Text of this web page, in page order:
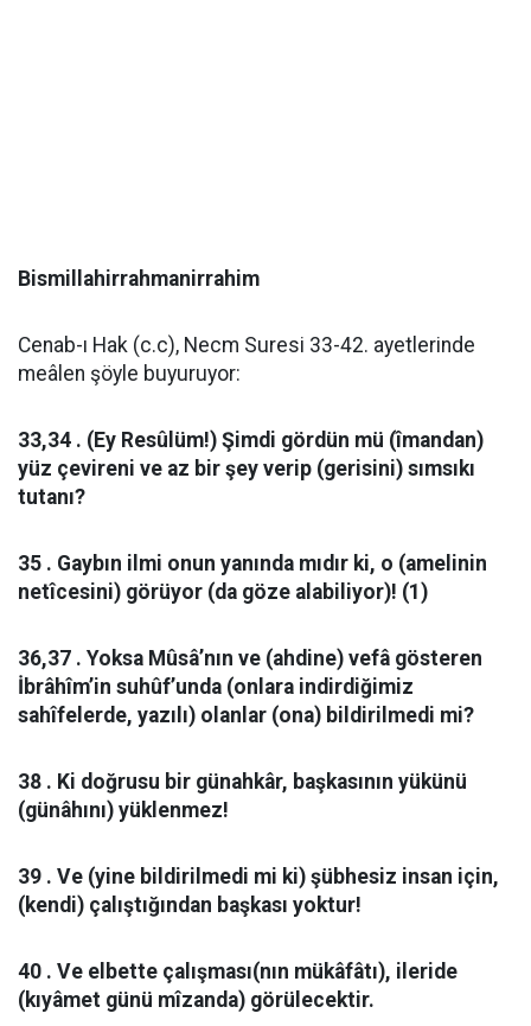
Bismillahirrahmanirrahim
Cenab-ı Hak (c.c), Necm Suresi 33-42. ayetlerinde
meâlen şöyle buyuruyor:
33,34 . (Ey Resûlüm!) Şimdi gördün mü (îmandan)
yüz çevireni ve az bir şey verip (gerisini) sımsıkı
tutanı?
35 . Gaybın ilmi onun yanında mıdır ki, o (amelinin
netîcesini) görüyor (da göze alabiliyor)! (1)
36,37 . Yoksa Mûsâ’nın ve (ahdine) vefâ gösteren
İbrâhîm’in suhûf’unda (onlara indirdiğimiz
sahîfelerde, yazılı) olanlar (ona) bildirilmedi mi?
38 . Ki doğrusu bir günahkâr, başkasının yükünü
(günâhını) yüklenmez!
39 . Ve (yine bildirilmedi mi ki) şübhesiz insan için,
(kendi) çalıştığından başkası yoktur!
40 . Ve elbette çalışması(nın mükâfâtı), ileride
(kıyâmet günü mîzanda) görülecektir.